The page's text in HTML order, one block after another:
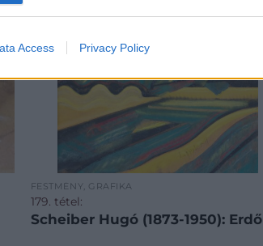
Access Privacy Policy
FESTMÉNY, GRAFIKA
179. tétel:
Scheiber Hugó (1873-1950): Erdő